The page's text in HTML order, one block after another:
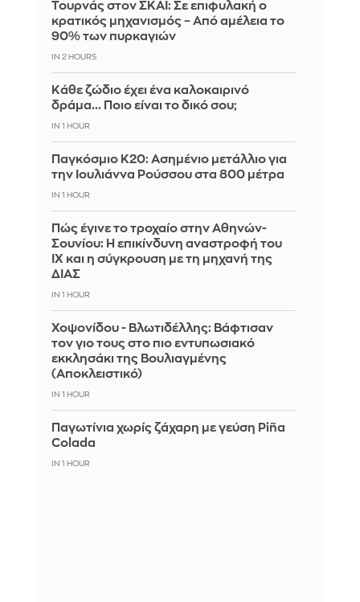
Τουρνάς στον ΣΚΑΪ: Σε επιφυλακή ο
κρατικός μηχανισμός – Από αμέλεια το
90% των πυρκαγιών
IN 2 HOURS
Κάθε ζώδιο έχει ένα καλοκαιρινό
δράμα... Ποιο είναι το δικό σου;
IN 1 HOUR
Παγκόσμιο Κ20: Ασημένιο μετάλλιο για
την Ιουλιάννα Ρούσσου στα 800 μέτρα
IN 1 HOUR
Πώς έγινε το τροχαίο στην Αθηνών-
Σουνίου: Η επικίνδυνη αναστροφή του
ΙΧ και η σύγκρουση με τη μηχανή της
ΔΙΑΣ
IN 1 HOUR
Χοψονίδου - Βλωτιδέλλης: Βάφτισαν
τον γιο τους στο πιο εντυπωσιακό
εκκλησάκι της Βουλιαγμένης
(Αποκλειστικό)
IN 1 HOUR
Παγωτίνια χωρίς ζάχαρη με γεύση Piña
Colada
IN 1 HOUR